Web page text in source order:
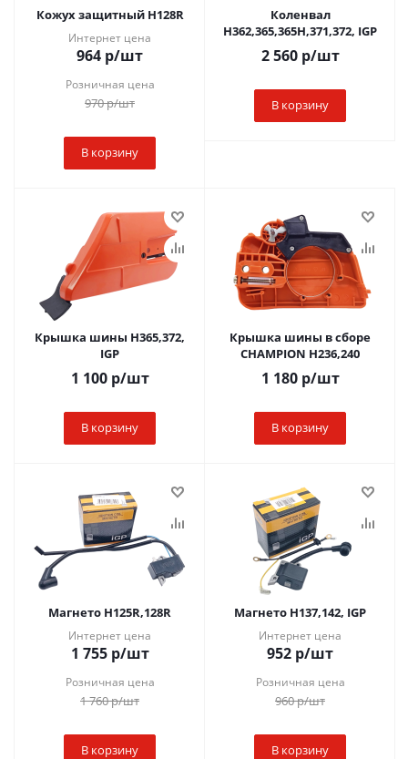
Кожух защитный H128R
Интернет цена
964 р/шт
Розничная цена
970р/шт
В корзину
Коленвал
H362,365,365H,371,372, IGP
2 560р/шт
В корзину
Крышка шины H365,372,
IGP
1 100р/шт
В корзину
Крышка шины в сборе
CHAMPION H236,240
1 180р/шт
В корзину
Магнето H125R,128R
Интернет цена
1 755р/шт
Розничная цена
1 760р/шт
В корзину
Магнето H137,142, IGP
Интернет цена
952 р/шт
Розничная цена
960р/шт
В корзину